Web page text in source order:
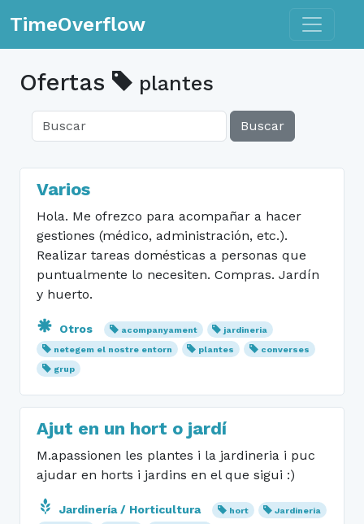
TimeOverflow Toggle
Ofertas plantes
Buscar
Varios
Hola. Me ofrezco para acompañar a hacer
gestiones (médico, administración, etc.).
Realizar tareas domésticas a personas que
puntualmente lo necesiten. Compras. Jardín
y huerto.
Otros acompanyament
jardineria
netegem el nostre entorn
plantes
converses
grup
Ajut en un hort o jardí
M.apassionen les plantes i la jardineria i puc
ajudar en horts i jardins en el que sigui :)
Jardinería / Horticultura hort
Jardineria